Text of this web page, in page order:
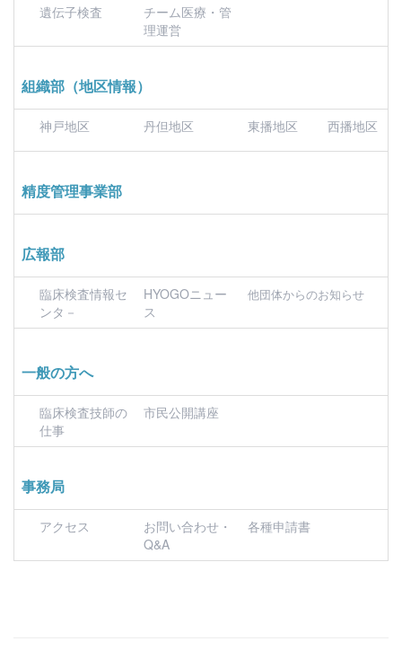
遺伝子検査
チーム医療・管
理運営
組織部（地区情報）
神戸地区 丹但地区 東播地区 西播地区
精度管理事業部
広報部
臨床検査情報セ
ンタ－
HYOGOニュー
ス
他団体からのお知らせ
一般の方へ
臨床検査技師の
仕事
市民公開講座
事務局
アクセス
お問い合わせ・
Q&A
各種申請書